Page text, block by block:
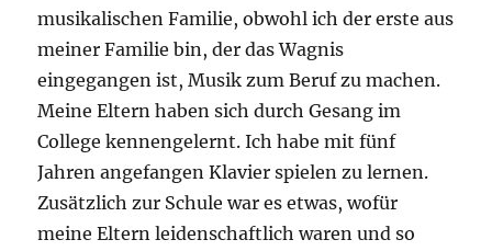
musikalischen Familie, obwohl ich der erste aus
meiner Familie bin, der das Wagnis
eingegangen ist, Musik zum Beruf zu machen.
Meine Eltern haben sich durch Gesang im
College kennengelernt. Ich habe mit fünf
Jahren angefangen Klavier spielen zu lernen.
Zusätzlich zur Schule war es etwas, wofür
meine Eltern leidenschaftlich waren und so